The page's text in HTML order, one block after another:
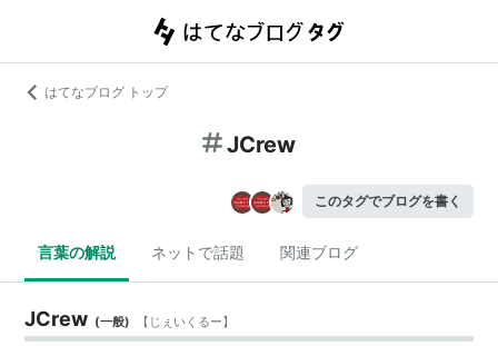
はてなブログ トップ
JCrew
このタグでブログを書く
言葉の解説 ネットで話題 関連ブログ
JCrew (一般) 【 じぇいくるー】